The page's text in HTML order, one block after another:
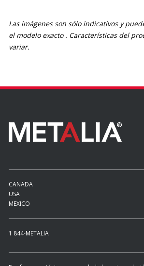
Las imágenes son sólo indicativos y
el modelo exacto . Características del
variar.
CANADA
USA
MEXICO
1 844-METALIA